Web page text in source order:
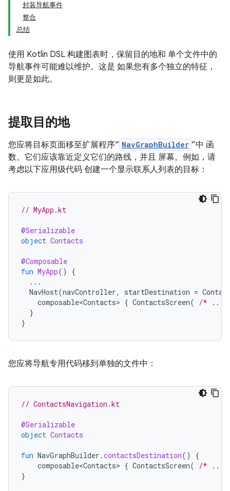
封装导航事件
整合
总结
使用 Kotlin DSL 构建图表时，保留目的地和 单个文件中的
导航事件可能难以维护。这是 如果您有多个独立的特征，
则更是如此。
提取目的地
您应将目标页面移至扩展程序“ NavGraphBuilder ”中 函
数。它们应该靠近定义它们的路线，并且 屏幕。例如，请
考虑以下应用级代码 创建一个显示联系人列表的目标：
// MyApp.kt
@Serializable
object Contacts
@Composable
fun MyApp()
{
...
NavHost(navController, startDestination =
composable<Contacts> { ContactsScreen(
/* ...
}
}
您应将导航专用代码移到单独的文件中：
// ContactsNavigation.kt
@Serializable
object Contacts
fun NavGraphBuilder .contactsDestination()
{
composable<Contacts> { ContactsScreen(
/* ...
}